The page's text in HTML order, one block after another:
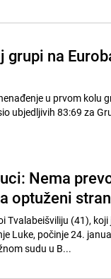
grupi na
u prvom kolu
ubjedljivih 83:69 za
Nema
optuženi
Tvalabeišviliju (41),
Luke, počinje 24.
sudu u B...